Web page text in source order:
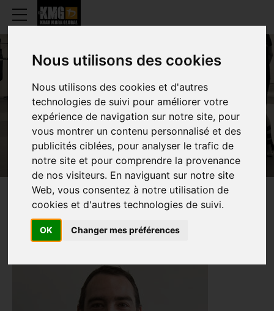
Nous utilisons des cookies
Nous utilisons des cookies et d'autres
technologies de suivi pour améliorer votre
expérience de navigation sur notre site, pour
vous montrer un contenu personnalisé et des
publicités ciblées, pour analyser le trafic de
notre site et pour comprendre la provenance
de nos visiteurs. En naviguant sur notre site
Web, vous consentez à notre utilisation de
cookies et d'autres technologies de suivi.
OK Changer mes préférences
SÉBASTIEN ZANNINI
PRESENTATIE